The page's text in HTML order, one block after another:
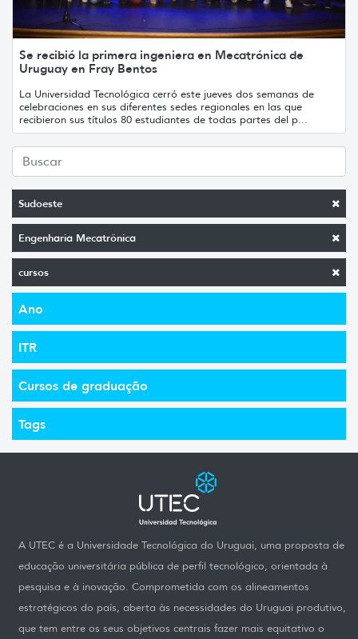
Sudoeste
Engenharia Mecatrônica
cursos
Ano
ITR
Cursos de graduação
Tags
Se recibió la primera ingeniera en Mecatrónica de
Uruguay en Fray Bentos
La Universidad Tecnológica cerró este jueves dos semanas de
celebraciones en sus diferentes sedes regionales en las que
recibieron sus títulos 80 estudiantes de todas partes del p...
A UTEC é a Universidade Tecnológica do Uruguai, uma proposta de
educação universitária pública de perfil tecnológico, orientada à
pesquisa e à inovação. Comprometida com os alineamentos
estratégicos do país, aberta às necessidades do Uruguai produtivo,
que tem entre os seus objetivos centrais fazer mais equitativo o